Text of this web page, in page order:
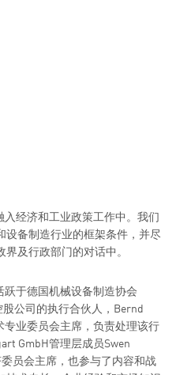
经济和工业政策工作中。我们
设备制造行业的框架条件，并尽
及行政部门的对话中。
于德国机械设备制造协会
股公司的执行合伙人，Bernd
业委员会主席，负责处理该行
GmbH管理层成员Swen
员会主席，也参与了内容和战